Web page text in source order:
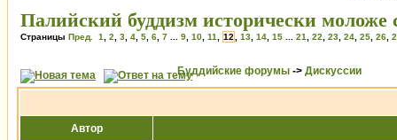
Палийский буддизм исторически
Страницы Пред. 1 2 3 4 5 6 7 9 10 11 12 13 14 15 21 22 23 24 25 26
Буддийские форумы -> Дискуссии
Автор